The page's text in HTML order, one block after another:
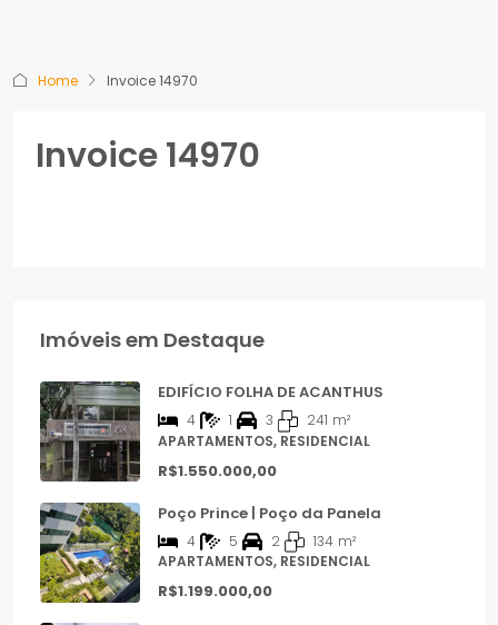
Home Invoice 14970
Invoice 14970
Imóveis em Destaque
EDIFÍCIO FOLHA DE ACANTHUS
4 1 3 241 m²
APARTAMENTOS, RESIDENCIAL
R$1.550.000,00
Poço Prince | Poço da Panela
4 5 2 134 m²
APARTAMENTOS, RESIDENCIAL
R$1.199.000,00